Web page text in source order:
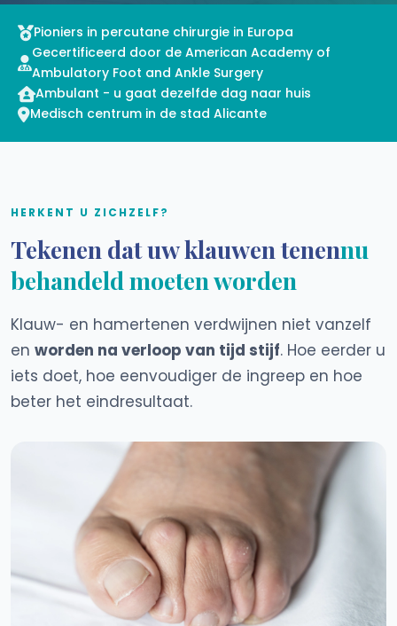
Pioniers in percutane chirurgie in Europa
Gecertificeerd door de American Academy of
Ambulatory Foot and Ankle Surgery
Ambulant - u gaat dezelfde dag naar huis
Medisch centrum in de stad Alicante
HERKENT U ZICHZELF?
Tekenen dat uw klauwen tenennu
behandeld moeten worden
Klauw- en hamertenen verdwijnen niet vanzelf
en worden na verloop van tijd stijf. Hoe eerder u
iets doet, hoe eenvoudiger de ingreep en hoe
beter het eindresultaat.